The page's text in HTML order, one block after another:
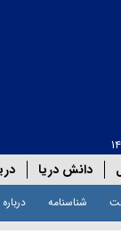
دانش دریا
شناسنامه